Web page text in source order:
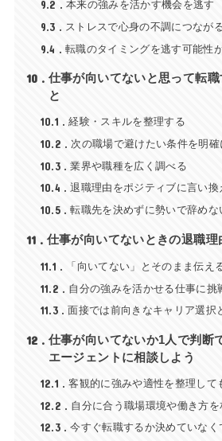
9.2 本来の強みを活かす機会を逃す
9.3 ストレスで心身の不調につなが
9.4 転職のタイミングを逃す可能性
10
仕事が向いてないと思って転
と
10.1 経験・スキルを整理する
10.2 次の職場で避けたい条件を明確
10.3 業界や職種を広く調べる
10.4 退職理由をポジティブに言い換
10.5 転職先を決めずに勢いで辞めな
11 仕事が向いてないときの退職理
11.1 「向いてない」とそのまま伝え
11.2 自分の強みを活かせる仕事に挑
11.3 面接では前向きなキャリア選択
12
仕事が向いてないか1人で判断
エージェントに相談しよう
12.1 客観的に強みや適性を整理して
12.2 自分に合う職場環境や働き方を
12.3 今すぐ転職するか決めていなく